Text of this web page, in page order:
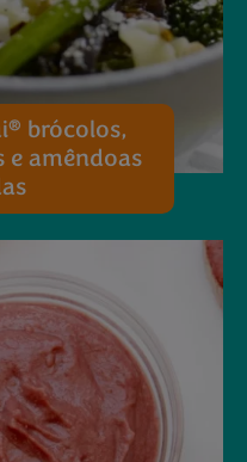
® brócolos,
e amêndoas